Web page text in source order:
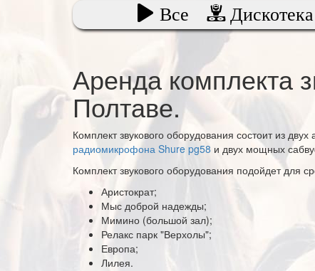
Все Дискотека
Аренда комплекта
Полтаве.
Комплект звукового оборудования состоит из двух
радиомикрофона Shure pg58 и двух мощных
Комплект звукового оборудования подойдет для
Аристократ;
Мыс доброй надежды;
Мимино (большой зал);
Релакс парк "Верхолы";
Европа;
Лилея.